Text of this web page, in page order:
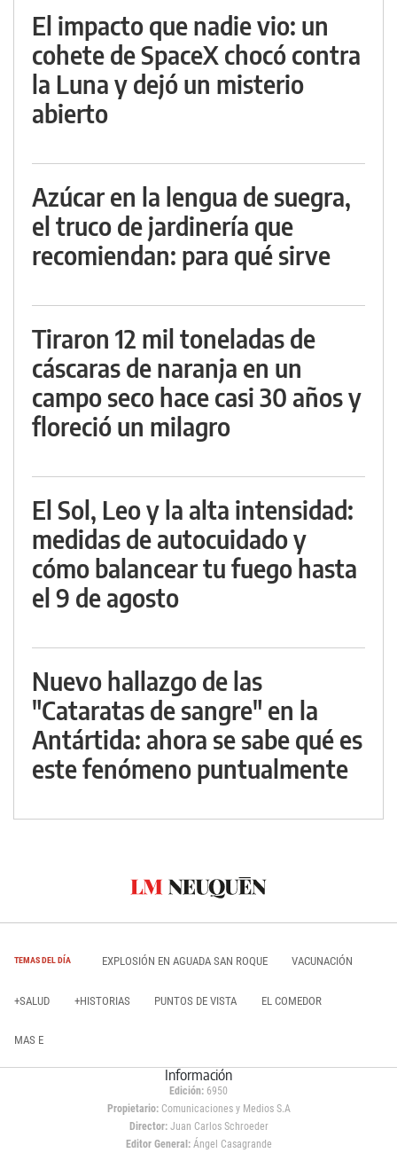
El impacto que nadie vio: un
cohete de SpaceX chocó contra
la Luna y dejó un misterio
abierto
Azúcar en la lengua de suegra,
el truco de jardinería que
recomiendan: para qué sirve
Tiraron 12 mil toneladas de
cáscaras de naranja en un
campo seco hace casi 30 años y
floreció un milagro
El Sol, Leo y la alta intensidad:
medidas de autocuidado y
cómo balancear tu fuego hasta
el 9 de agosto
Nuevo hallazgo de las
"Cataratas de sangre" en la
Antártida: ahora se sabe qué es
este fenómeno puntualmente
TEMAS DEL DÍA EXPLOSIÓN EN AGUADA SAN ROQUE VACUNACIÓN
+SALUD +HISTORIAS PUNTOS DE VISTA EL COMEDOR
MAS E
Información
Edición: 6950
Propietario:Comunicaciones y Medios S.A
Director: Juan Carlos Schroeder
Editor General:Ángel Casagrande